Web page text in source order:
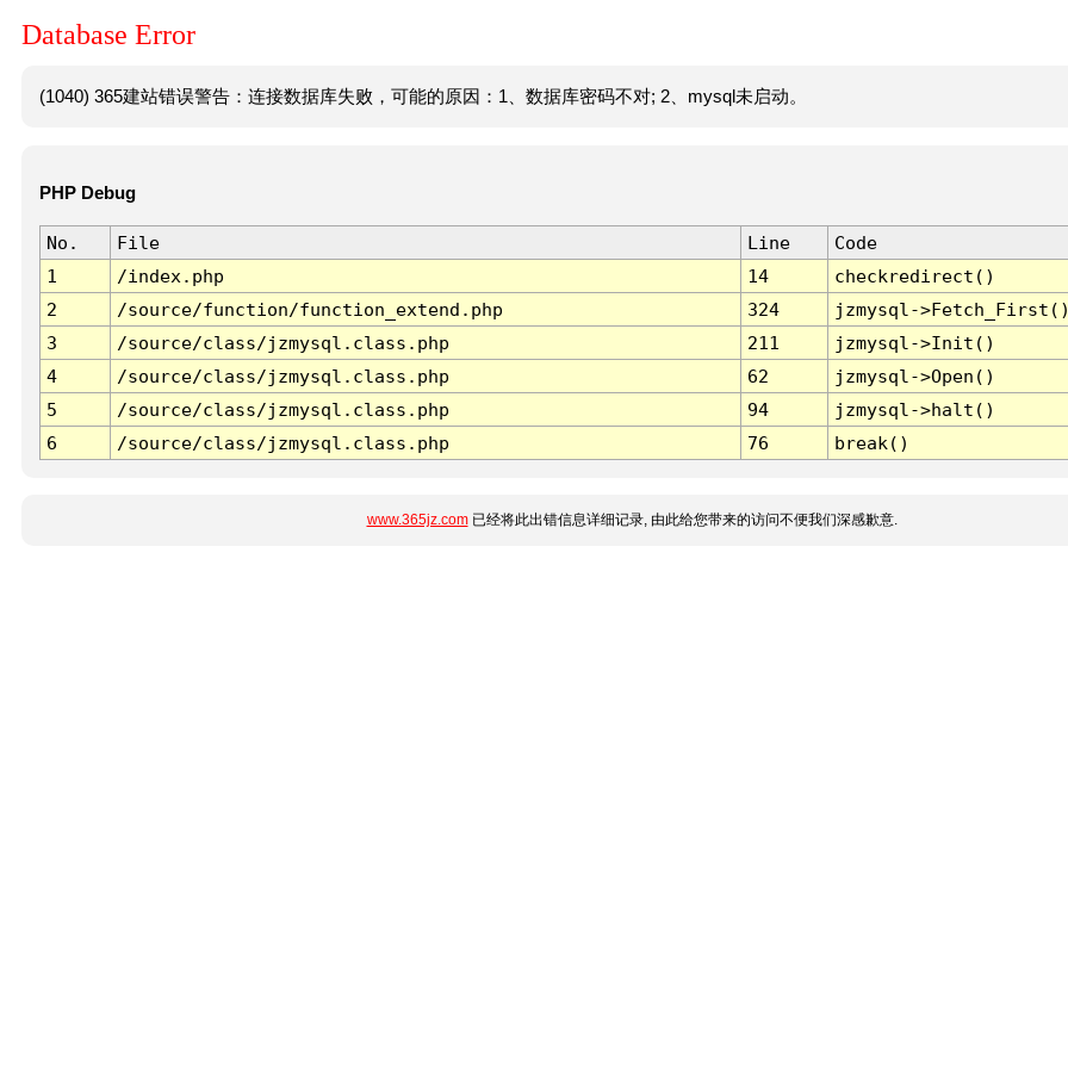
Database Error
(1040) 365建站错误警告：连接数据库失败，可能的原因：1、数据库密码不对; 2、mysql未启动。
PHP Debug
No. File Line
Code
1
/index.php 14
checkredirect()
2
/source/function/function_extend.php 324
jzmysql-
3
/source/class/jzmysql.class.php 211
jzmysql->Init()
4
/source/class/jzmysql.class.php 62
jzmysql->Open()
5
/source/class/jzmysql.class.php 94
jzmysql->halt()
6
/source/class/jzmysql.class.php 76 break()
www.365jz.com已经将此出错信息详细记录, 由此给您带来的访问不便我们深感歉意.